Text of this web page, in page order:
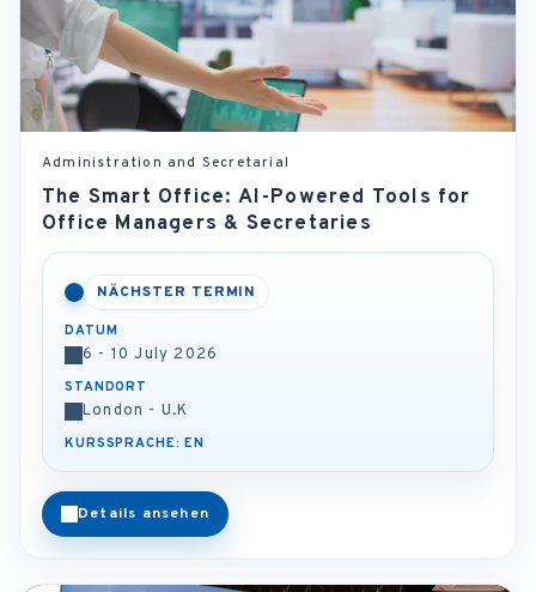
Administration and Secretarial
The Smart Office: AI-Powered Tools for
Office Managers & Secretaries
NÄCHSTER TERMIN
DATUM
6 - 10 July 2026
STANDORT
London - U.K
KURSSPRACHE: EN
Details ansehen